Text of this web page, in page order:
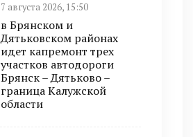
7 августа 2026, 15:50
в Брянском и
Дятьковском районах
идет капремонт трех
участков автодороги
Брянск – Дятьково –
граница Калужской
области